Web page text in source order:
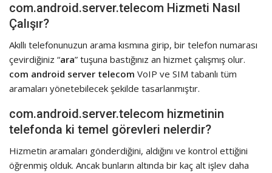
com.android.server.telecom Hizmeti Nasıl
Çalışır?
Akıllı telefonunuzun arama kısmına girip, bir telefon numarası
çevirdiğiniz “ara” tuşuna bastığınız an hizmet çalışmış olur.
com android server telecom VoIP ve SIM tabanlı tüm
aramaları yönetebilecek şekilde tasarlanmıştır.
com.android.server.telecom hizmetinin
telefonda ki temel görevleri nelerdir?
Hizmetin aramaları gönderdiğini, aldığını ve kontrol ettiğini
öğrenmiş olduk. Ancak bunların altında bir kaç alt işlev daha